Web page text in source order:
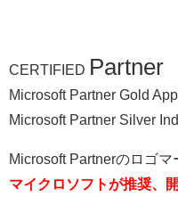
CERTIFIED Partner
Microsoft Partner Gold
Microsoft Partner Silver
Microsoft Partnerのロゴマ
マイクロソフトが推奨、